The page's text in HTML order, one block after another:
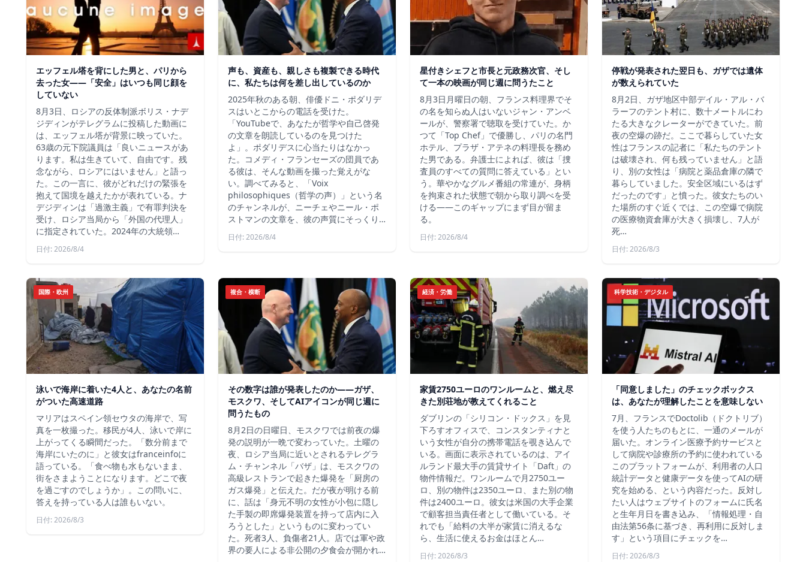
エッフェル塔を背にした男と、パリから
去った女——「安全」はいつも同じ顔を
していない
8月3日、ロシアの反体制派ボリス・ナデ
ジディンがテレグラムに投稿した動画に
は、エッフェル塔が背景に映っていた。
63歳の元下院議員は「良いニュースがあ
ります。私は生きていて、自由です。残
念ながら、ロシアにはいません」と語っ
た。この一言に、彼がどれだけの緊張を
抱えて国境を越えたかが表れている。ナ
デジディンは「過激主義」で有罪判決を
受け、ロシア当局から「外国の代理人」
に指定されていた。2024年の大統領…
日付: 2026/8/4
声も、資産も、親しさも複製できる時代
に、私たちは何を差し出しているのか
2025年秋のある朝、俳優ドニ・ポダリデ
スはいとこからの電話を受けた。
「YouTubeで、あなたが哲学や自己啓発
の文章を朗読しているのを見つけた
よ」。ポダリデスに心当たりはなかっ
た。コメディ・フランセーズの団員であ
る彼は、そんな動画を撮った覚えがな
い。調べてみると、「Voix
philosophiques（哲学の声）」という名
のチャンネルが、ニーチェやニール・ポ
ストマンの文章を、彼の声質にそっくり…
日付: 2026/8/4
星付きシェフと市長と元政務次官、そし
て一本の映画が同じ週に問うたこと
8月3日月曜日の朝、フランス料理界でそ
の名を知らぬ人はいないジャン・アンベ
ールが、警察署で聴取を受けていた。か
つて「Top Chef」で優勝し、パリの名門
ホテル、プラザ・アテネの料理長を務め
た男である。弁護士によれば、彼は「捜
査員のすべての質問に答えている」とい
う。華やかなグルメ番組の常連が、身柄
を拘束された状態で朝から取り調べを受
ける――このギャップにまず目が留ま
る。
日付: 2026/8/4
停戦が発表された翌日も、ガザでは遺体
が数えられていた
8月2日、ガザ地区中部デイル・アル・バ
ラーフのテント村に、数十メートルにわ
たる大きなクレーターができていた。前
夜の空爆の跡だ。ここで暮らしていた女
性はフランスの記者に「私たちのテント
は破壊され、何も残っていません」と語
り、別の女性は「病院と薬品倉庫の隣で
暮らしていました。安全区域にいるはず
だったのです」と憤った。彼女たちのい
た場所のすぐ近くでは、この空爆で病院
の医療物資倉庫が大きく損壊し、7人が
死…
日付: 2026/8/3
国際・欧州
泳いで海岸に着いた4人と、あなたの名前
がついた高速道路
マリアはスペイン領セウタの海岸で、写
真を一枚撮った。移民が4人、泳いで岸に
上がってくる瞬間だった。「数分前まで
海岸にいたのに」と彼女はfranceinfoに
語っている。「食べ物も水もないまま、
街をさまようことになります。どこで夜
を過ごすのでしょうか」。この問いに、
答えを持っている人は誰もいない。
日付: 2026/8/3
複合・横断
その数字は誰が発表したのか——ガザ、
モスクワ、そしてAIアイコンが同じ週に
問うたもの
8月2日の日曜日、モスクワでは前夜の爆
発の説明が一晩で変わっていた。土曜の
夜、ロシア当局に近いとされるテレグラ
ム・チャンネル「バザ」は、モスクワの
高級レストランで起きた爆発を「厨房の
ガス爆発」と伝えた。だが夜が明ける前
に、話は「身元不明の女性が小包に隠し
た手製の即席爆発装置を持って店内に入
ろうとした」というものに変わってい
た。死者3人、負傷者21人。店では軍や政
界の要人による非公開の夕食会が開かれ…
経済・労働
家賃2750ユーロのワンルームと、燃え尽
きた別荘地が教えてくれること
ダブリンの「シリコン・ドックス」を見
下ろすオフィスで、コンスタンティナと
いう女性が自分の携帯電話を覗き込んで
いる。画面に表示されているのは、アイ
ルランド最大手の賃貸サイト「Daft」の
物件情報だ。ワンルームで月2750ユー
ロ、別の物件は2350ユーロ、また別の物
件は2400ユーロ。彼女は米国の大手企業
で顧客担当責任者として働いている。そ
れでも「給料の大半が家賃に消えるな
ら、生活に使えるお金はほとん…
日付: 2026/8/3
科学技術・デジタル
「同意しました」のチェックボックス
は、あなたが理解したことを意味しない
7月、フランスでDoctolib（ドクトリブ）
を使う人たちのもとに、一通のメールが
届いた。オンライン医療予約サービスと
して病院や診療所の予約に使われている
このプラットフォームが、利用者の人口
統計データと健康データを使ってAIの研
究を始める、という内容だった。反対し
たい人はウェブサイトのフォームに氏名
と生年月日を書き込み、「情報処理・自
由法第56条に基づき、再利用に反対しま
す」という項目にチェックを…
日付: 2026/8/3